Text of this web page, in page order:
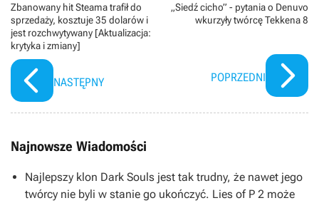
Zbanowany hit Steama trafił do
sprzedaży, kosztuje 35 dolarów i
jest rozchwytywany [Aktualizacja:
krytyka i zmiany]
NASTĘPNY
„Siedź cicho” - pytania o Denuvo
wkurzyły twórcę Tekkena 8
POPRZEDNI
Najnowsze Wiadomości
Najlepszy klon Dark Souls jest tak trudny, że nawet jego
twórcy nie byli w stanie go ukończyć. Lies of P 2 może